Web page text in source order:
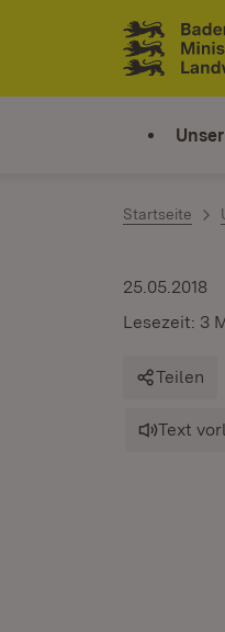
Zum Inhalt
Link zur
Startseite
25.05.2018
Lesezeit: 3
Teilen
Text